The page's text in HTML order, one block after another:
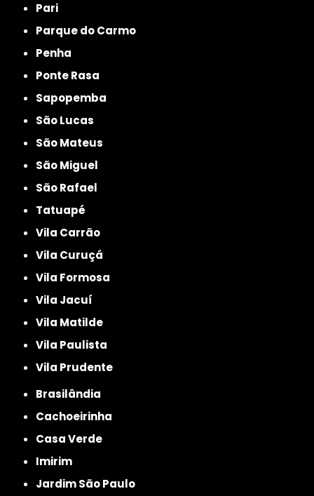
Pari
Parque do Carmo
Penha
Ponte Rasa
Sapopemba
São Lucas
São Mateus
São Miguel
São Rafael
Tatuapé
Vila Carrão
Vila Curuçá
Vila Formosa
Vila Jacuí
Vila Matilde
Vila Paulista
Vila Prudente
Brasilândia
Cachoeirinha
Casa Verde
Imirim
Jardim São Paulo